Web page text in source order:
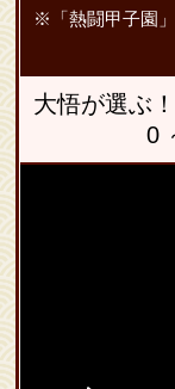
※「熱闘甲子園
大悟が選ぶ
0